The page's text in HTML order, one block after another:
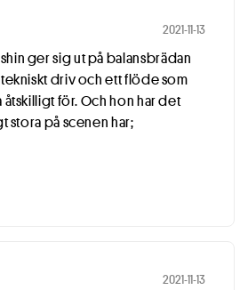
2021-11-13
ger sig ut på balansbrädan
driv och ett flöde som
för. Och hon har det
stora på scenen har;
2021-11-13